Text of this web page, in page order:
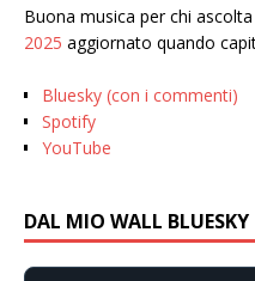
Buona musica per chi
2025 aggiornato quando
Bluesky (con i commenti)
Spotify
YouTube
DAL MIO WALL BLUESKY